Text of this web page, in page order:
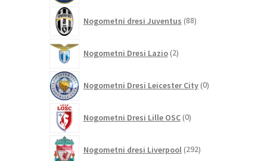
Nogometni dresi Juventus 88izdelkov
Nogometni Dresi Lazio 2izdelka
Nogometni Dresi Leicester City 0izdelkov
Nogometni Dresi Lille OSC 0izdelkov
Nogometni dresi Liverpool 292izdelkov